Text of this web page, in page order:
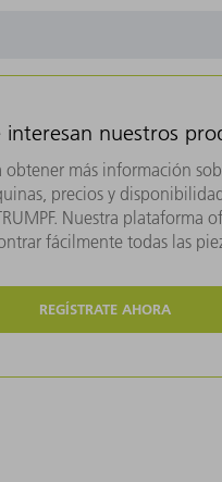
interesan nuestros
obtener más información
precios y
Nuestra plataforma
fácilmente todas las
REGÍSTRATE AHORA